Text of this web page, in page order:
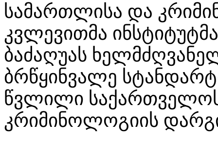
სამართლისა და
კვლევითმა
ბაძაღუას
ბრწყინვალე
წვლილი
კრიმინოლოგიის